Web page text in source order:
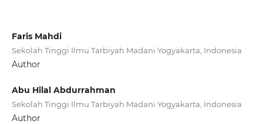
Faris Mahdi
Sekolah Tinggi Ilmu Tarbiyah Madani Yogyakarta, Indonesia
Author
Abu Hilal Abdurrahman
Sekolah Tinggi Ilmu Tarbiyah Madani Yogyakarta, Indonesia
Author